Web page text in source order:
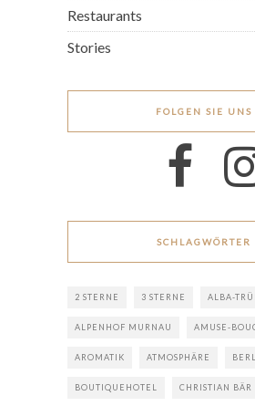
Restaurants
Stories
FOLGEN SIE UNS
SCHLAGWÖRTER
2 STERNE 3 STERNE ALBA-
ALPENHOF MURNAU AMUSE-
AROMATIK ATMOSPHÄRE
BOUTIQUEHOTEL CHRISTIAN BÄR